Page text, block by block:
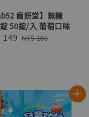
齒妍堂】無糖
50錠/入 葡萄口味
149 Regular
NT$ 186